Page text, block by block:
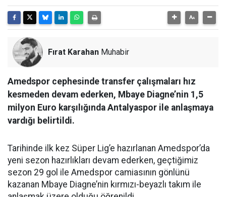
Fırat Karahan Muhabir
Amedspor cephesinde transfer çalışmaları hız
kesmeden devam ederken, Mbaye Diagne’nin 1,5
milyon Euro karşılığında Antalyaspor ile anlaşmaya
vardığı belirtildi.
Tarihinde ilk kez Süper Lig’e hazırlanan Amedspor’da
yeni sezon hazırlıkları devam ederken, geçtiğimiz
sezon 29 gol ile Amedspor camiasının gönlünü
kazanan Mbaye Diagne’nin kırmızı-beyazlı takım ile